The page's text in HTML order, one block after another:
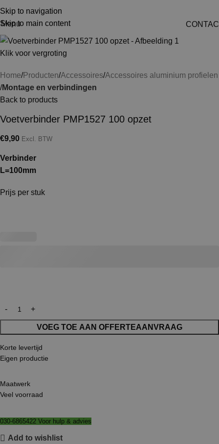
Skip to navigation
Skip to main content
Menu
Klik voor vergroting
Home Producten Accessoires Accessoires aluminium profielen
Montage en verbindingen
Back to products
Voetverbinder PMP1527 100 opzet
€9,90 Excl. BTW
Verbinder
L=100mm
Prijs per stuk
VOEG TOE AAN OFFERTEAANVRAAG
Korte levertijd
Eigen productie
Maatwerk
Veel voorraad
030-6865422 Voor hulp & advies
Add to wishlist